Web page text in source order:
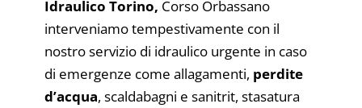
Idraulico Torino, Corso Orbassano
interveniamo tempestivamente con il
nostro servizio di idraulico urgente in caso
di emergenze come allagamenti, perdite
d’acqua, scaldabagni e sanitrit, stasatura